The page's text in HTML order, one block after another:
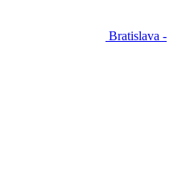
Bratislava -